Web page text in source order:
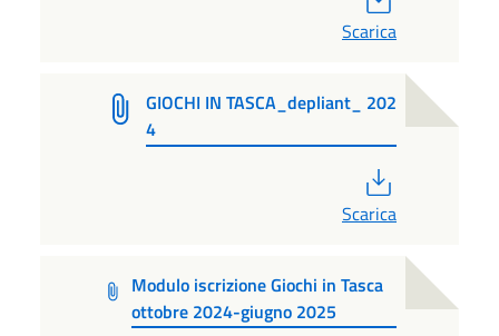
Scarica
GIOCHI IN TASCA_depliant_ 202
4
Scarica
Modulo iscrizione Giochi in Tasca
ottobre 2024-giugno 2025